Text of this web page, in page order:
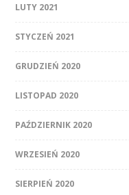
LUTY 2021
STYCZEŃ 2021
GRUDZIEŃ 2020
LISTOPAD 2020
PAŹDZIERNIK 2020
WRZESIEŃ 2020
SIERPIEŃ 2020